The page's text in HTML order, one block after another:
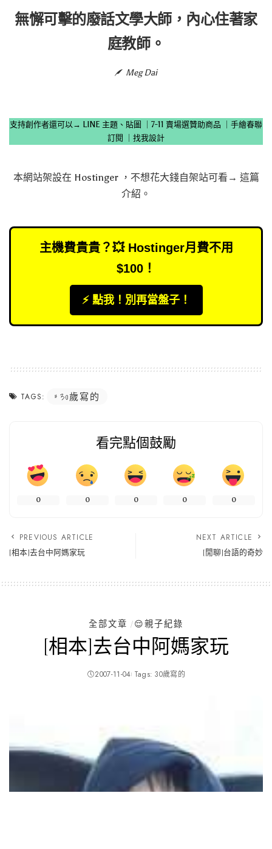
無懈可擊的廢話文學大師，內心住著家
庭教師。
Meg Dai
支持創作者還可以→ LINE 主題、貼圖 7-11 賣場選贊助商品
手繪春聯
訂閱
找我設計
本網站架設在 Hostinger，不想花大錢自架站可看→ 這篇
介紹 。
主機費貴貴？💥 Hostinger月費不用
$100！
⚡️ 點我！別再當盤子！
TAGS: 30歲寫的
看完點個鼓勵
0 0 0 0 0
PREVIOUS ARTICLE
[相本]去台中阿媽家玩
NEXT ARTICLE
[閒聊]台語的奇妙
全部文章 😌親子紀錄
[相本]去台中阿媽家玩
2007-11-04 Tags: 30歲寫的